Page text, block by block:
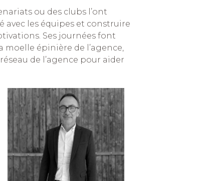
ou des clubs l’ont
avec les équipes et construire
Ses journées font
épinière de l’agence,
de l’agence pour aider